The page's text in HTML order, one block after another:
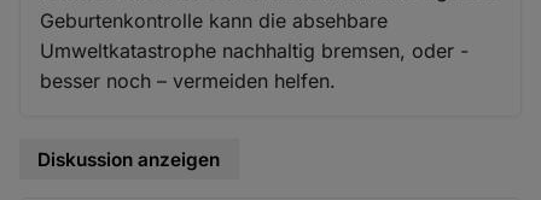
Geburtenkontrolle kann die absehbare
Umweltkatastrophe nachhaltig bremsen, oder -
besser noch – vermeiden helfen.
Diskussion anzeigen